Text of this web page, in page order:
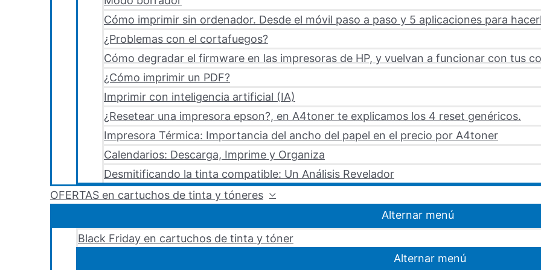
Cómo imprimir sin ordenador. Desde el móvil paso a paso y 5 aplicaciones para
¿Problemas con el cortafuegos?
Cómo degradar el firmware en las impresoras de HP, y vuelvan a funcionar con tus
¿Cómo imprimir un PDF?
Imprimir con inteligencia artificial (IA)
¿Resetear una impresora epson?, en A4toner te explicamos los 4 reset genéricos.
Impresora Térmica: Importancia del ancho del papel en el precio por A4toner
Calendarios: Descarga, Imprime y Organiza
Desmitificando la tinta compatible: Un Análisis Revelador
OFERTAS en cartuchos de tinta y tóneres
Alternar menú
Black Friday en cartuchos de tinta y tóner
Alternar menú